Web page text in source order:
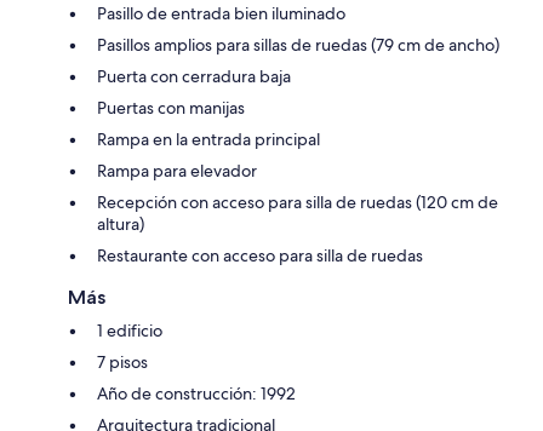
Pasillo de entrada bien iluminado
Pasillos amplios para sillas de ruedas (79 cm de ancho)
Puerta con cerradura baja
Puertas con manijas
Rampa en la entrada principal
Rampa para elevador
Recepción con acceso para silla de ruedas (120 cm de
altura)
Restaurante con acceso para silla de ruedas
Más
1 edificio
7 pisos
Año de construcción: 1992
Arquitectura tradicional